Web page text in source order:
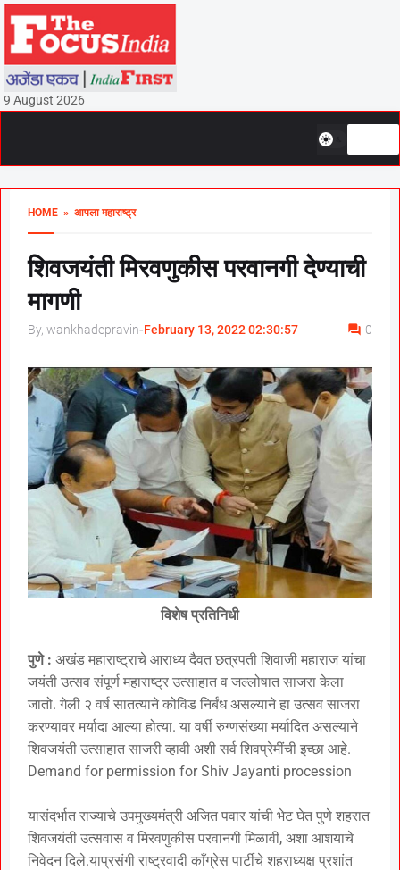
9 August 2026
HOME » आपला महाराष्ट्र
शिवजयंती मिरवणुकीस परवानगी देण्याची
मागणी
By, wankhadepravin-February 13, 2022 02:30:57 0
विशेष प्रतिनिधी
पुणे : अखंड महाराष्ट्राचे आराध्य दैवत छत्रपती शिवाजी महाराज यांचा
जयंती उत्सव संपूर्ण महाराष्ट्र उत्साहात व जल्लोषात साजरा केला
जातो. गेली २ वर्ष सातत्याने कोविड निर्बंध असल्याने हा उत्सव साजरा
करण्यावर मर्यादा आल्या होत्या. या वर्षी रुग्णसंख्या मर्यादित असल्याने
शिवजयंती उत्साहात साजरी व्हावी अशी सर्व शिवप्रेमींची इच्छा आहे.
Demand for permission for Shiv Jayanti procession
यासंदर्भात राज्याचे उपमुख्यमंत्री अजित पवार यांची भेट घेत पुणे शहरात
शिवजयंती उत्सवास व मिरवणुकीस परवानगी मिळावी, अशा आशयाचे
निवेदन दिले.याप्रसंगी राष्ट्रवादी काँग्रेस पार्टीचे शहराध्यक्ष प्रशांत